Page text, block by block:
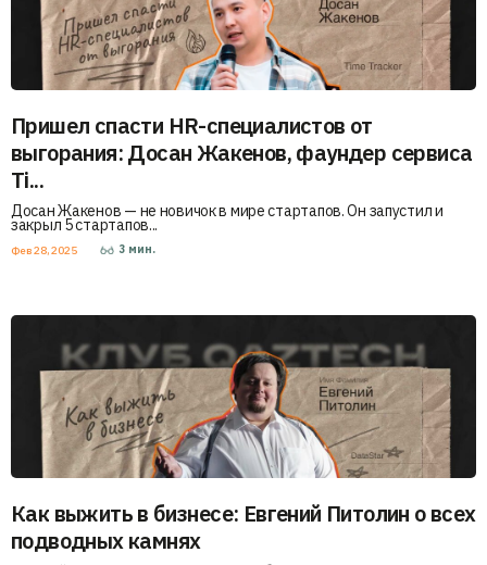
Пришел спасти HR-специалистов от
выгорания: Досан Жакенов, фаундер сервиса
Ti...
Досан Жакенов — не новичок в мире стартапов. Он запустил и
закрыл 5 стартапов...
Фев 28, 2025 3 мин.
Как выжить в бизнесе: Евгений Питолин о всех
подводных камнях